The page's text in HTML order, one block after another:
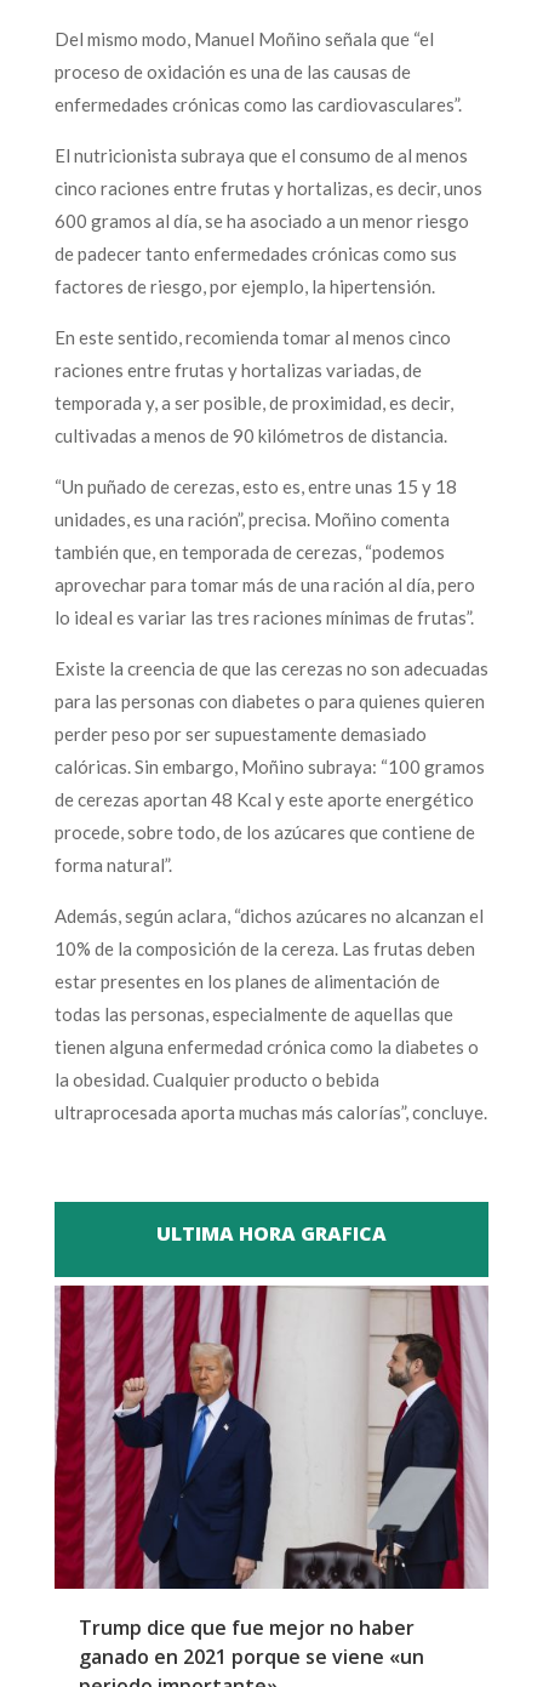
Del mismo modo, Manuel Moñino señala que “el
proceso de oxidación es una de las causas de
enfermedades crónicas como las cardiovasculares”.
El nutricionista subraya que el consumo de al menos
cinco raciones entre frutas y hortalizas, es decir, unos
600 gramos al día, se ha asociado a un menor riesgo
de padecer tanto enfermedades crónicas como sus
factores de riesgo, por ejemplo, la hipertensión.
En este sentido, recomienda tomar al menos cinco
raciones entre frutas y hortalizas variadas, de
temporada y, a ser posible, de proximidad, es decir,
cultivadas a menos de 90 kilómetros de distancia.
“Un puñado de cerezas, esto es, entre unas 15 y 18
unidades, es una ración”, precisa. Moñino comenta
también que, en temporada de cerezas, “podemos
aprovechar para tomar más de una ración al día, pero
lo ideal es variar las tres raciones mínimas de frutas”.
Existe la creencia de que las cerezas no son adecuadas
para las personas con diabetes o para quienes quieren
perder peso por ser supuestamente demasiado
calóricas. Sin embargo, Moñino subraya: “100 gramos
de cerezas aportan 48 Kcal y este aporte energético
procede, sobre todo, de los azúcares que contiene de
forma natural”.
Además, según aclara, “dichos azúcares no alcanzan el
10% de la composición de la cereza. Las frutas deben
estar presentes en los planes de alimentación de
todas las personas, especialmente de aquellas que
tienen alguna enfermedad crónica como la diabetes o
la obesidad. Cualquier producto o bebida
ultraprocesada aporta muchas más calorías”, concluye.
ULTIMA HORA GRAFICA
Trump dice que fue mejor no haber
ganado en 2021 porque se viene «un